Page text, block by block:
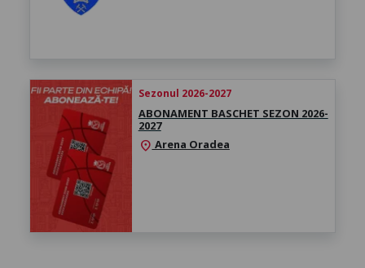
Sezonul 2026-2027
ABONAMENT BASCHET SEZON 2026-
2027
location_onArena Oradea